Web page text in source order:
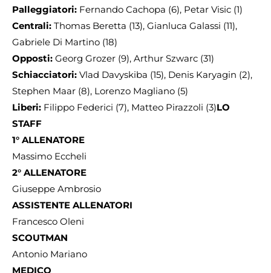
Palleggiatori: Fernando Cachopa (6), Petar Visic (1)
Centrali: Thomas Beretta (13), Gianluca Galassi (11),
Gabriele Di Martino (18)
Opposti: Georg Grozer (9), Arthur Szwarc (31)
Schiacciatori: Vlad Davyskiba (15), Denis Karyagin (2),
Stephen Maar (8), Lorenzo Magliano (5)
Liberi: Filippo Federici (7), Matteo Pirazzoli (3)LO
STAFF
1° ALLENATORE
Massimo Eccheli
2° ALLENATORE
Giuseppe Ambrosio
ASSISTENTE ALLENATORI
Francesco Oleni
SCOUTMAN
Antonio Mariano
MEDICO